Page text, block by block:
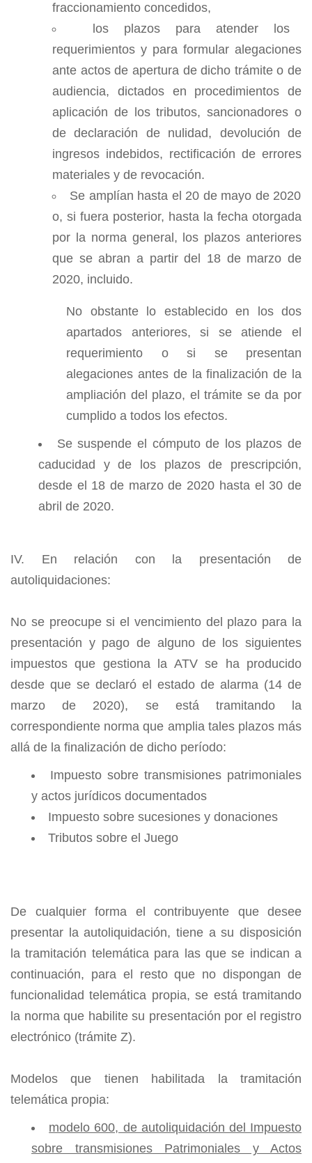
fraccionamiento concedidos,
los plazos para atender los
requerimientos y para formular alegaciones
ante actos de apertura de dicho trámite o de
audiencia, dictados en procedimientos de
aplicación de los tributos, sancionadores o
de declaración de nulidad, devolución de
ingresos indebidos, rectificación de errores
materiales y de revocación.
Se amplían hasta el 20 de mayo de 2020
o, si fuera posterior, hasta la fecha otorgada
por la norma general, los plazos anteriores
que se abran a partir del 18 de marzo de
2020, incluido.
No obstante lo establecido en los dos
apartados anteriores, si se atiende el
requerimiento o si se presentan
alegaciones antes de la finalización de la
ampliación del plazo, el trámite se da por
cumplido a todos los efectos.
Se suspende el cómputo de los plazos de
caducidad y de los plazos de prescripción,
desde el 18 de marzo de 2020 hasta el 30 de
abril de 2020.
IV. En relación con la presentación de
autoliquidaciones:
No se preocupe si el vencimiento del plazo para la
presentación y pago de alguno de los siguientes
impuestos que gestiona la ATV se ha producido
desde que se declaró el estado de alarma (14 de
marzo de 2020), se está tramitando la
correspondiente norma que amplia tales plazos más
allá de la finalización de dicho período:
Impuesto sobre transmisiones patrimoniales
y actos jurídicos documentados
Impuesto sobre sucesiones y donaciones
Tributos sobre el Juego
De cualquier forma el contribuyente que desee
presentar la autoliquidación, tiene a su disposición
la tramitación telemática para las que se indican a
continuación, para el resto que no dispongan de
funcionalidad telemática propia, se está tramitando
la norma que habilite su presentación por el registro
electrónico (trámite Z).
Modelos que tienen habilitada la tramitación
telemática propia:
modelo 600, de autoliquidación del Impuesto
sobre transmisiones Patrimoniales y Actos